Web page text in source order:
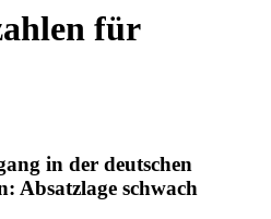
für
in der deutschen
Absatzlage schwach